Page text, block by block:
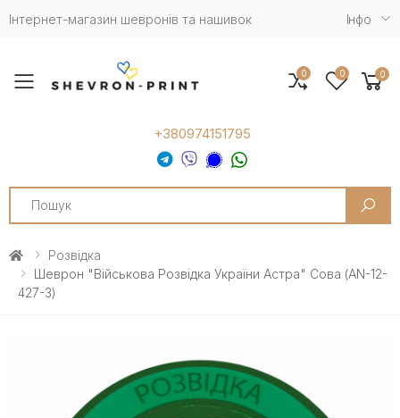
Інтернет-магазин шевронів та нашивок Iнфо
Toggle mobile menu
+380974151795
Search
0 0 0
Розвідка
Шеврон "Військова Розвідка України Астра" Сова (AN-12-
427-3)